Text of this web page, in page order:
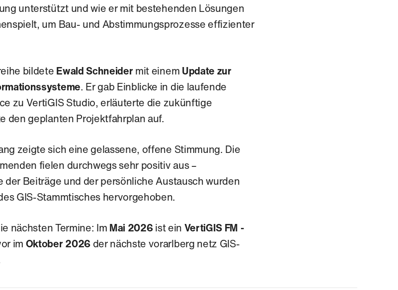
unterstützt und wie er mit bestehenden Lösungen
um Bau‑ und Abstimmungsprozesse effizienter
bildete Ewald Schneidermit einem Update zur
. Er gab Einblicke in die laufende
zu VertiGIS Studio, erläuterte die zukünftige
den geplanten Projektfahrplan auf.
zeigte sich eine gelassene, offene Stimmung. Die
fielen durchwegs sehr positiv aus –
der Beiträge und der persönliche Austausch wurden
GIS‑Stammtisches hervorgehoben.
nächsten Termine: Im Mai 2026ist ein VertiGIS FM -
im Oktober 2026der nächste vorarlberg netz GIS-